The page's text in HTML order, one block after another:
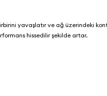
yavaşlatır ve ağ üzerindeki
hissedilir şekilde artar.